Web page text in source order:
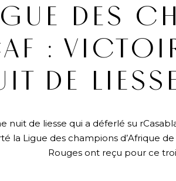
DES
:
DE
nuit de liesse qui a déferlé su
la Ligue des champions d’Afrique
Rouges ont reçu pour ce